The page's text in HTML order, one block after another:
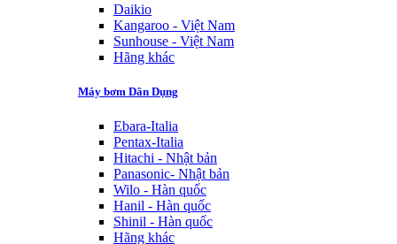
Daikio
Kangaroo - Việt Nam
Sunhouse - Việt Nam
Hãng khác
Máy bơm Dân Dụng
Ebara-Italia
Pentax-Italia
Hitachi - Nhật bản
Panasonic- Nhật bản
Wilo - Hàn quốc
Hanil - Hàn quốc
Shinil - Hàn quốc
Hãng khác